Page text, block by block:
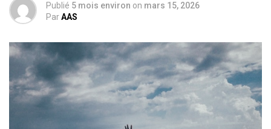
Publié 5 mois environ on mars 15, 2026
ParAAS